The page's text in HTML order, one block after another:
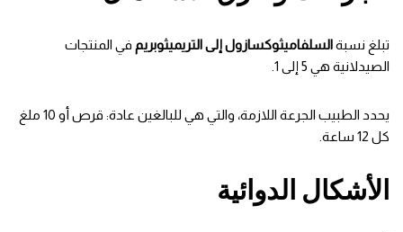
تبلغ نسبةالسلفاميثوكسازول إلى التريميثوبريم في المنتجات
الصيدلانية هي 5 إلى 1.
يحدد الطبيب الجرعة اللازمة، والتي هي للبالغين عادة: قرص أو 10 ملغ
كل 12 ساعة.
الأشكال الدوائية